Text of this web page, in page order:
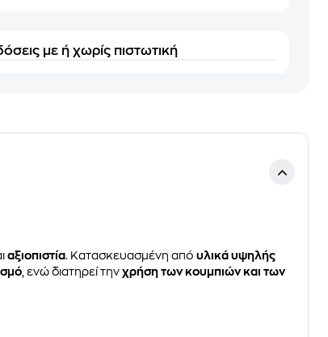
με ή χωρίς πιστωτική
αξιοπιστία. Κατασκευασμένη από υλικά υψηλής
, ενώ διατηρεί την χρήση των κουμπιών και των